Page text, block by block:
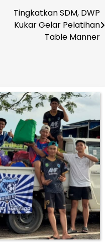
Tingkatkan SDM, DWP
Kukar Gelar Pelatihan
Table Manner